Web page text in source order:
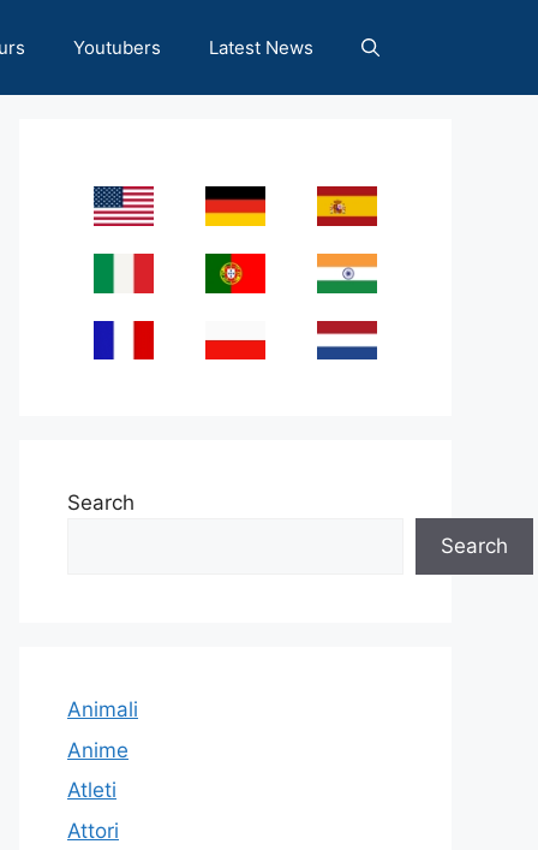
Youtubers Latest News
Search
Search
Animali
Anime
Atleti
Attori